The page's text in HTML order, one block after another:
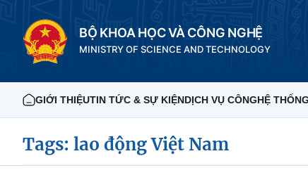
BỘ KHOA HỌC VÀ CÔNG NGHỆ
MINISTRY OF SCIENCE AND TECHNOLOGY
GIỚI THIỆUTIN TỨC & SỰ KIỆNDỊCH VỤ CÔNGHỆ
Tags: lao động Việt Nam